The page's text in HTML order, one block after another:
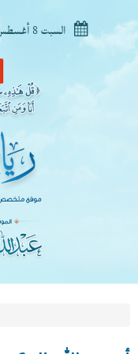
السبت 8 أغسطس 2026 ميلادى - 23 صفر 1448 هجرى